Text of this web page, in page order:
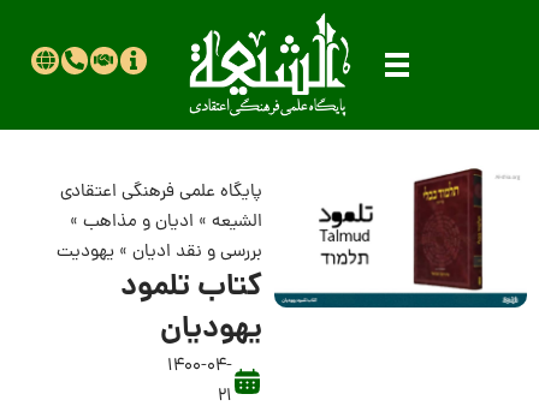
پایگاه علمی فرهنگی اعتقادی
الشیعه» ادیان و مذاهب»
بررسی و نقد ادیان» یهودیت
کتاب تلمود
یهودیان
1400-04-
21